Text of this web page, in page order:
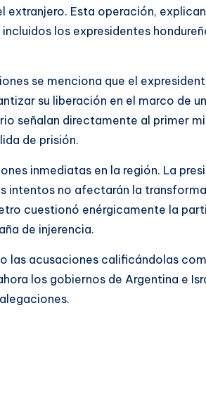
Esta operación,
los expresidentes
se menciona que el
su liberación en el marco de
señalan directamente al primer
de prisión.
inmediatas en la región. La
intentos no afectarán la
cuestionó enérgicamente la
de injerencia.
las acusaciones calificándolas
los gobiernos de Argentina e